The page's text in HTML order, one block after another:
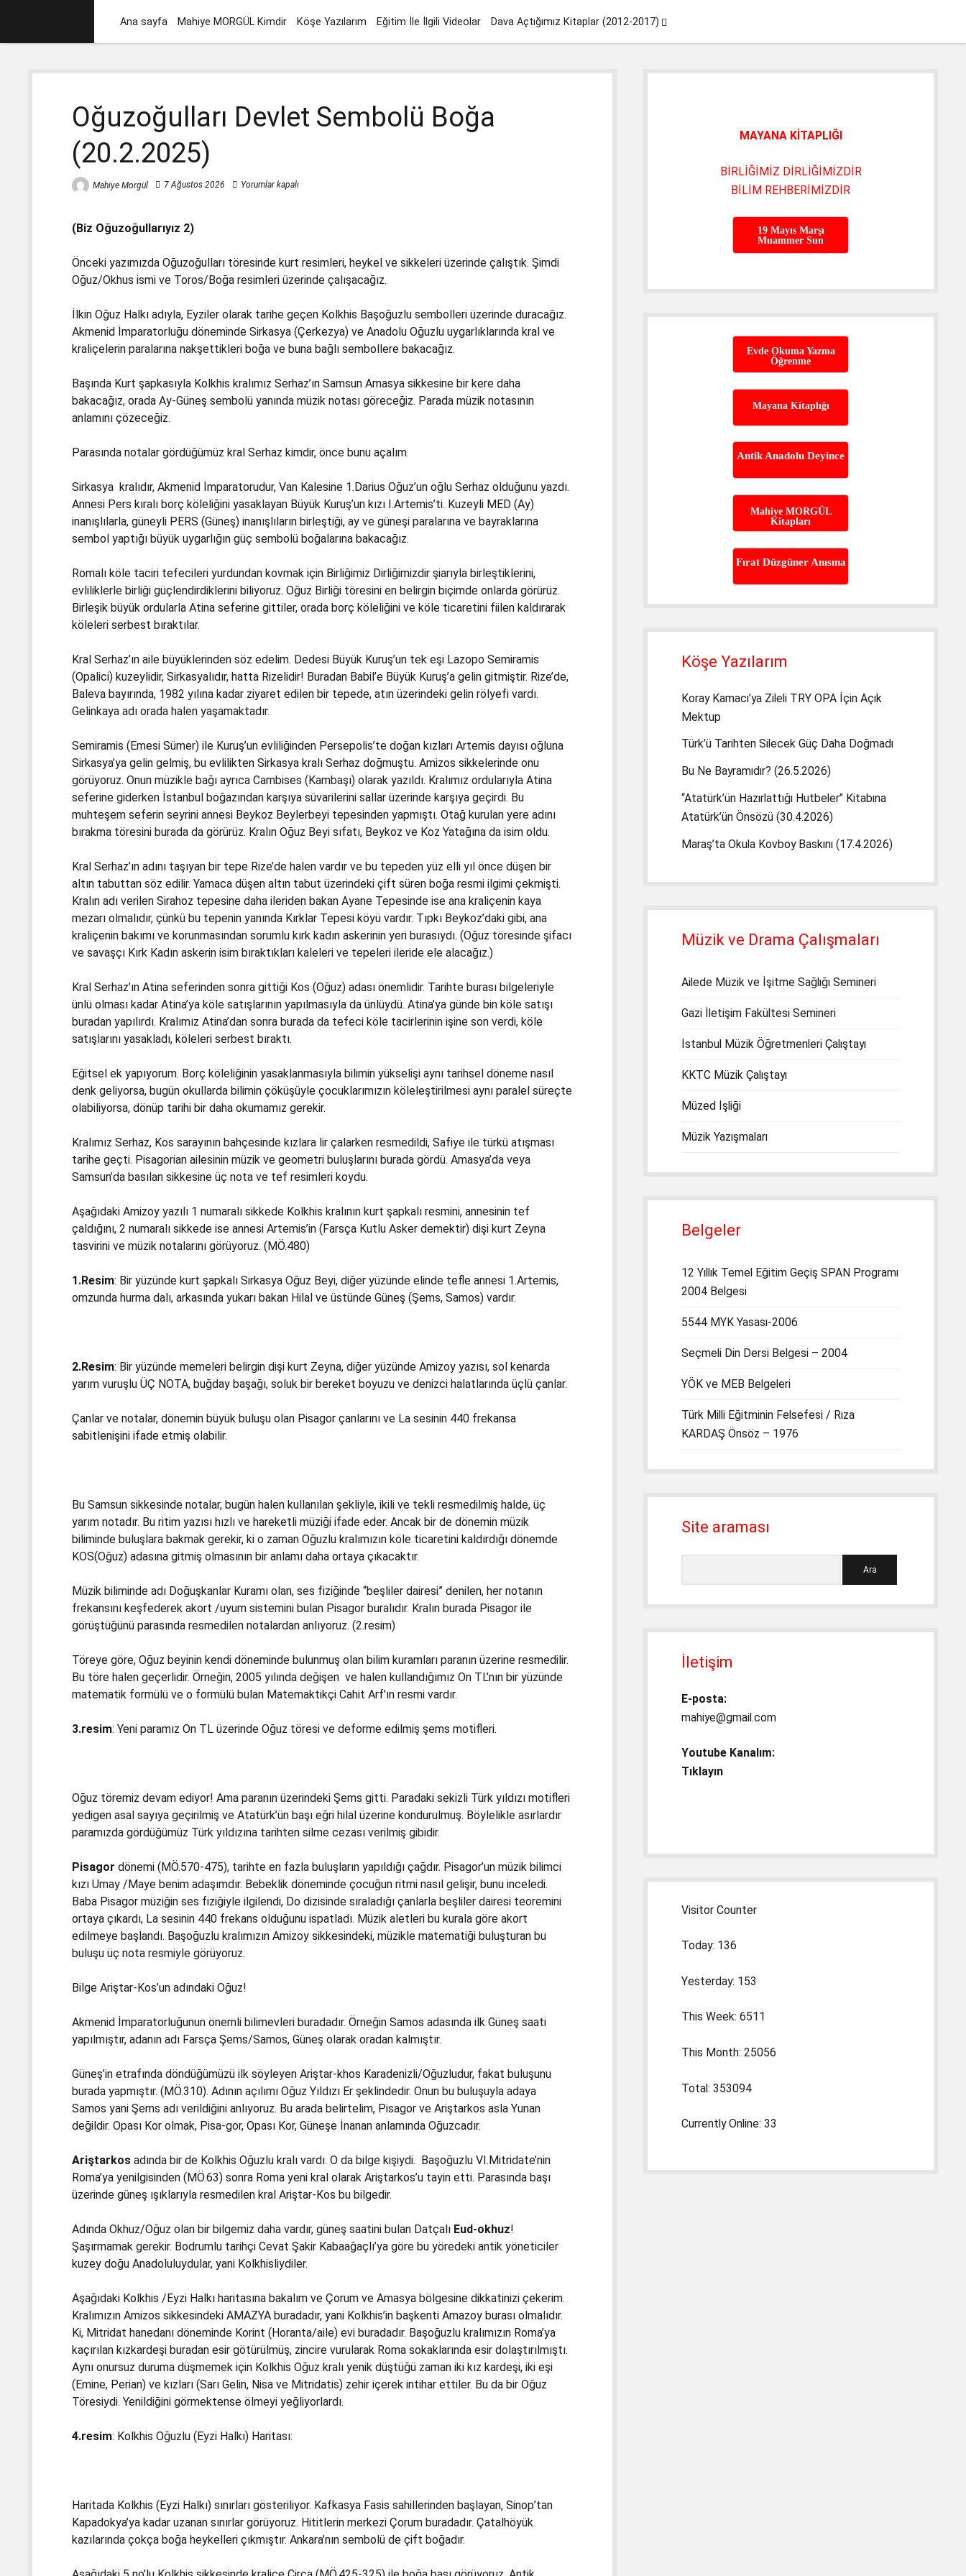
Ana sayfa Mahiye MORGÜL Kimdir Köşe Yazılarım Eğitim İle İlgili Videolar Dava Açtığımız Kitaplar (2012-2017) menüyü
Oğuzoğulları Devlet Sembolü Boğa
(20.2.2025)
Mahiye Morgül 7 Ağustos 2026 Yorumlar kapalı
(Biz Oğuzoğullarıyız 2)
Önceki yazımızda Oğuzoğulları töresinde kurt resimleri, heykel ve sikkeleri üzerinde çalıştık. Şimdi
Oğuz/Okhus ismi ve Toros/Boğa resimleri üzerinde çalışacağız.
İlkin Oğuz Halkı adıyla, Eyziler olarak tarihe geçen Kolkhis Başoğuzlu sembolleri üzerinde duracağız.
Akmenid İmparatorluğu döneminde Sirkasya (Çerkezya) ve Anadolu Oğuzlu uygarlıklarında kral ve
kraliçelerin paralarına nakşettikleri boğa ve buna bağlı sembollere bakacağız.
Başında Kurt şapkasıyla Kolkhis kralımız Serhaz’ın Samsun Amasya sikkesine bir kere daha
bakacağız, orada Ay-Güneş sembolü yanında müzik notası göreceğiz. Parada müzik notasının
anlamını çözeceğiz.
Parasında notalar gördüğümüz kral Serhaz kimdir, önce bunu açalım.
Sirkasya kralıdır, Akmenid İmparatorudur, Van Kalesine 1.Darius Oğuz’un oğlu Serhaz olduğunu yazdı.
Annesi Pers kıralı borç köleliğini yasaklayan Büyük Kuruş’un kızı I.Artemis’ti. Kuzeyli MED (Ay)
inanışlılarla, güneyli PERS (Güneş) inanışlıların birleştiği, ay ve güneşi paralarına ve bayraklarına
sembol yaptığı büyük uygarlığın güç sembolü boğalarına bakacağız.
Romalı köle taciri tefecileri yurdundan kovmak için Birliğimiz Dirliğimizdir şiarıyla birleştiklerini,
evliliklerle birliği güçlendirdiklerini biliyoruz. Oğuz Birliği töresini en belirgin biçimde onlarda görürüz.
Birleşik büyük ordularla Atina seferine gittiler, orada borç köleliğini ve köle ticaretini fiilen kaldırarak
köleleri serbest bıraktılar.
Kral Serhaz’ın aile büyüklerinden söz edelim. Dedesi Büyük Kuruş’un tek eşi Lazopo Semiramis
(Opalici) kuzeylidir, Sirkasyalıdır, hatta Rizelidir! Buradan Babil’e Büyük Kuruş’a gelin gitmiştir. Rize’de,
Baleva bayırında, 1982 yılına kadar ziyaret edilen bir tepede, atın üzerindeki gelin rölyefi vardı.
Gelinkaya adı orada halen yaşamaktadır.
Semiramis (Emesi Sümer) ile Kuruş’un evliliğinden Persepolis’te doğan kızları Artemis dayısı oğluna
Sirkasya’ya gelin gelmiş, bu evlilikten Sirkasya kralı Serhaz doğmuştu. Amizos sikkelerinde onu
görüyoruz. Onun müzikle bağı ayrıca Cambises (Kambaşı) olarak yazıldı. Kralımız ordularıyla Atina
seferine giderken İstanbul boğazından karşıya süvarilerini sallar üzerinde karşıya geçirdi. Bu
muhteşem seferin seyrini annesi Beykoz Beylerbeyi tepesinden yapmıştı. Otağ kurulan yere adını
bırakma töresini burada da görürüz. Kralın Oğuz Beyi sıfatı, Beykoz ve Koz Yatağına da isim oldu.
Kral Serhaz’ın adını taşıyan bir tepe Rize’de halen vardır ve bu tepeden yüz elli yıl önce düşen bir
altın tabuttan söz edilir. Yamaca düşen altın tabut üzerindeki çift süren boğa resmi ilgimi çekmişti.
Kralın adı verilen Sirahoz tepesine daha ileriden bakan Ayane Tepesinde ise ana kraliçenin kaya
mezarı olmalıdır, çünkü bu tepenin yanında Kırklar Tepesi köyü vardır. Tıpkı Beykoz’daki gibi, ana
kraliçenin bakımı ve korunmasından sorumlu kırk kadın askerinin yeri burasıydı. (Oğuz töresinde şifacı
ve savaşçı Kırk Kadın askerin isim bıraktıkları kaleleri ve tepeleri ileride ele alacağız.)
Kral Serhaz’ın Atina seferinden sonra gittiği Kos (Oğuz) adası önemlidir. Tarihte burası bilgeleriyle
ünlü olması kadar Atina’ya köle satışlarının yapılmasıyla da ünlüydü. Atina’ya günde bin köle satışı
buradan yapılırdı. Kralımız Atina’dan sonra burada da tefeci köle tacirlerinin işine son verdi, köle
satışlarını yasakladı, köleleri serbest bıraktı.
Eğitsel ek yapıyorum. Borç köleliğinin yasaklanmasıyla bilimin yükselişi aynı tarihsel döneme nasıl
denk geliyorsa, bugün okullarda bilimin çöküşüyle çocuklarımızın köleleştirilmesi aynı paralel süreçte
olabiliyorsa, dönüp tarihi bir daha okumamız gerekir.
Kralımız Serhaz, Kos sarayının bahçesinde kızlara lir çalarken resmedildi, Safiye ile türkü atışması
tarihe geçti. Pisagorian ailesinin müzik ve geometri buluşlarını burada gördü. Amasya’da veya
Samsun’da basılan sikkesine üç nota ve tef resimleri koydu.
Aşağıdaki Amizoy yazılı 1 numaralı sikkede Kolkhis kralının kurt şapkalı resmini, annesinin tef
çaldığını, 2 numaralı sikkede ise annesi Artemis’in (Farsça Kutlu Asker demektir) dişi kurt Zeyna
tasvirini ve müzik notalarını görüyoruz. (MÖ.480)
1.Resim: Bir yüzünde kurt şapkalı Sirkasya Oğuz Beyi, diğer yüzünde elinde tefle annesi 1.Artemis,
omzunda hurma dalı, arkasında yukarı bakan Hilal ve üstünde Güneş (Şems, Samos) vardır.
2.Resim: Bir yüzünde memeleri belirgin dişi kurt Zeyna, diğer yüzünde Amizoy yazısı, sol kenarda
yarım vuruşlu ÜÇ NOTA, buğday başağı, soluk bir bereket boyuzu ve denizci halatlarında üçlü çanlar.
Çanlar ve notalar, dönemin büyük buluşu olan Pisagor çanlarını ve La sesinin 440 frekansa
sabitlenişini ifade etmiş olabilir.
Bu Samsun sikkesinde notalar, bugün halen kullanılan şekliyle, ikili ve tekli resmedilmiş halde, üç
yarım notadır. Bu ritim yazısı hızlı ve hareketli müziği ifade eder. Ancak bir de dönemin müzik
biliminde buluşlara bakmak gerekir, ki o zaman Oğuzlu kralımızın köle ticaretini kaldırdığı dönemde
KOS(Oğuz) adasına gitmiş olmasının bir anlamı daha ortaya çıkacaktır.
Müzik biliminde adı Doğuşkanlar Kuramı olan, ses fiziğinde “beşliler dairesi” denilen, her notanın
frekansını keşfederek akort /uyum sistemini bulan Pisagor buralıdır. Kralın burada Pisagor ile
görüştüğünü parasında resmedilen notalardan anlıyoruz. (2.resim)
Töreye göre, Oğuz beyinin kendi döneminde bulunmuş olan bilim kuramları paranın üzerine resmedilir.
Bu töre halen geçerlidir. Örneğin, 2005 yılında değişen ve halen kullandığımız On TL’nın bir yüzünde
matematik formülü ve o formülü bulan Matemaktikçi Cahit Arf’ın resmi vardır.
3.resim: Yeni paramız On TL üzerinde Oğuz töresi ve deforme edilmiş şems motifleri.
Oğuz töremiz devam ediyor! Ama paranın üzerindeki Şems gitti. Paradaki sekizli Türk yıldızı motifleri
yedigen asal sayıya geçirilmiş ve Atatürk’ün başı eğri hilal üzerine kondurulmuş. Böylelikle asırlardır
paramızda gördüğümüz Türk yıldızına tarihten silme cezası verilmiş gibidir.
Pisagor dönemi (MÖ.570-475), tarihte en fazla buluşların yapıldığı çağdır. Pisagor’un müzik bilimci
kızı Umay /Maye benim adaşımdır. Bebeklik döneminde çocuğun ritmi nasıl gelişir, bunu inceledi.
Baba Pisagor müziğin ses fiziğiyle ilgilendi, Do dizisinde sıraladığı çanlarla beşliler dairesi teoremini
ortaya çıkardı, La sesinin 440 frekans olduğunu ispatladı. Müzik aletleri bu kurala göre akort
edilmeye başlandı. Başoğuzlu kralımızın Amizoy sikkesindeki, müzikle matematiği buluşturan bu
buluşu üç nota resmiyle görüyoruz.
Bilge Ariştar-Kos’un adındaki Oğuz!
Akmenid İmparatorluğunun önemli bilimevleri buradadır. Örneğin Samos adasında ilk Güneş saati
yapılmıştır, adanın adı Farsça Şems/Samos, Güneş olarak oradan kalmıştır.
Güneş’in etrafında döndüğümüzü ilk söyleyen Ariştar-khos Karadenizli/Oğuzludur, fakat buluşunu
burada yapmıştır. (MÖ.310). Adının açılımı Oğuz Yıldızı Er şeklindedir. Onun bu buluşuyla adaya
Samos yani Şems adı verildiğini anlıyoruz. Bu arada belirtelim, Pisagor ve Ariştarkos asla Yunan
değildir. Opası Kor olmak, Pisa-gor, Opası Kor, Güneşe İnanan anlamında Oğuzcadır.
Ariştarkos adında bir de Kolkhis Oğuzlu kralı vardı. O da bilge kişiydi. Başoğuzlu VI.Mitridate’nin
Roma’ya yenilgisinden (MÖ.63) sonra Roma yeni kral olarak Ariştarkos’u tayin etti. Parasında başı
üzerinde güneş ışıklarıyla resmedilen kral Ariştar-Kos bu bilgedir.
Adında Okhuz/Oğuz olan bir bilgemiz daha vardır, güneş saatini bulan Datçalı Eud-okhuz!
Şaşırmamak gerekir. Bodrumlu tarihçi Cevat Şakir Kabaağaçlı’ya göre bu yöredeki antik yöneticiler
kuzey doğu Anadoluluydular, yani Kolkhisliydiler.
Aşağıdaki Kolkhis /Eyzi Halkı haritasına bakalım ve Çorum ve Amasya bölgesine dikkatinizi çekerim.
Kralımızın Amizos sikkesindeki AMAZYA buradadır, yani Kolkhis’in başkenti Amazoy burası olmalıdır.
Ki, Mitridat hanedanı döneminde Korint (Horanta/aile) evi buradadır. Başoğuzlu kralımızın Roma’ya
kaçırılan kızkardeşi buradan esir götürülmüş, zincire vurularak Roma sokaklarında esir dolaştırılmıştı.
Aynı onursuz duruma düşmemek için Kolkhis Oğuz kralı yenik düştüğü zaman iki kız kardeşi, iki eşi
(Emine, Perian) ve kızları (Sarı Gelin, Nisa ve Mitridatis) zehir içerek intihar ettiler. Bu da bir Oğuz
Töresiydi. Yenildiğini görmektense ölmeyi yeğliyorlardı.
4.resim: Kolkhis Oğuzlu (Eyzi Halkı) Haritası:
Haritada Kolkhis (Eyzi Halkı) sınırları gösteriliyor. Kafkasya Fasis sahillerinden başlayan, Sinop’tan
Kapadokya’ya kadar uzanan sınırlar görüyoruz. Hititlerin merkezi Çorum buradadır. Çatalhöyük
kazılarında çokça boğa heykelleri çıkmıştır. Ankara’nın sembolü de çift boğadır.
MAYANA KİTAPLIĞI
BİRLİĞİMİZ DİRLİĞİMİZDİR
BİLİM REHBERİMİZDİR
19 Mayıs Marşı
Muammer Sun
Evde Okuma Yazma
Öğrenme
Mayana Kitaplığı
Antik Anadolu Deyince
Mahiye MORGÜL
Kitapları
Fırat Düzgüner Anısına
Köşe Yazılarım
Koray Kamacı’ya Zileli TRY OPA İçin Açık
Mektup
Türk’ü Tarihten Silecek Güç Daha Doğmadı
Bu Ne Bayramıdır? (26.5.2026)
“Atatürk’ün Hazırlattığı Hutbeler” Kitabına
Atatürk’ün Önsözü (30.4.2026)
Maraş’ta Okula Kovboy Baskını (17.4.2026)
Müzik ve Drama Çalışmaları
Ailede Müzik ve İşitme Sağlığı Semineri
Gazi İletişim Fakültesi Semineri
İstanbul Müzik Öğretmenleri Çalıştayı
KKTC Müzik Çalıştayı
Müzed İşliği
Müzik Yazışmaları
Belgeler
12 Yıllık Temel Eğitim Geçiş SPAN Programı
2004 Belgesi
5544 MYK Yasası-2006
Seçmeli Din Dersi Belgesi – 2004
YÖK ve MEB Belgeleri
Türk Milli Eğitminin Felsefesi / Rıza
KARDAŞ Önsöz – 1976
Site araması
İletişim
E-posta:
mahiye@gmail.com
Youtube Kanalım:
Tıklayın
Visitor Counter
Today: 136
Yesterday: 153
This Week: 6511
This Month: 25056
Total: 353094
Currently Online: 33